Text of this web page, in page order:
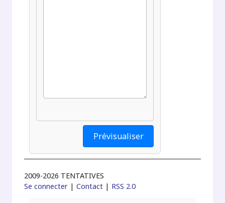
2009-2026 TENTATIVES
Se connecter |Contact | RSS 2.0